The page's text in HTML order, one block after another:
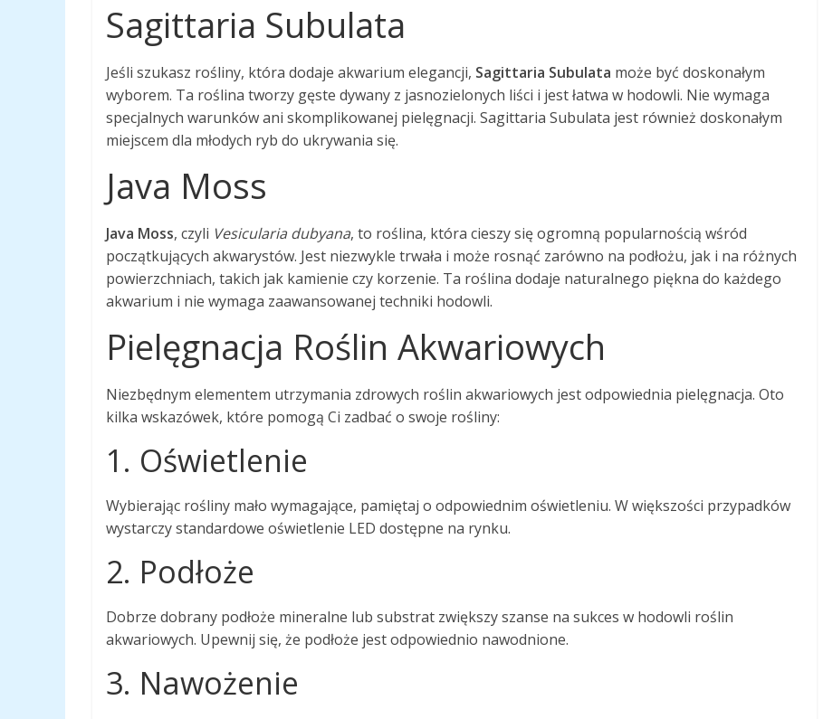
Sagittaria Subulata
Jeśli szukasz rośliny, która dodaje akwarium elegancji, Sagittaria Subulata może być doskonałym
wyborem. Ta roślina tworzy gęste dywany z jasnozielonych liści i jest łatwa w hodowli. Nie wymaga
specjalnych warunków ani skomplikowanej pielęgnacji. Sagittaria Subulata jest również doskonałym
miejscem dla młodych ryb do ukrywania się.
Java Moss
Java Moss, czyli Vesicularia dubyana, to roślina, która cieszy się ogromną popularnością wśród
początkujących akwarystów. Jest niezwykle trwała i może rosnąć zarówno na podłożu, jak i na różnych
powierzchniach, takich jak kamienie czy korzenie. Ta roślina dodaje naturalnego piękna do każdego
akwarium i nie wymaga zaawansowanej techniki hodowli.
Pielęgnacja Roślin Akwariowych
Niezbędnym elementem utrzymania zdrowych roślin akwariowych jest odpowiednia pielęgnacja. Oto
kilka wskazówek, które pomogą Ci zadbać o swoje rośliny:
1. Oświetlenie
Wybierając rośliny mało wymagające, pamiętaj o odpowiednim oświetleniu. W większości przypadków
wystarczy standardowe oświetlenie LED dostępne na rynku.
2. Podłoże
Dobrze dobrany podłoże mineralne lub substrat zwiększy szanse na sukces w hodowli roślin
akwariowych. Upewnij się, że podłoże jest odpowiednio nawodnione.
3. Nawożenie